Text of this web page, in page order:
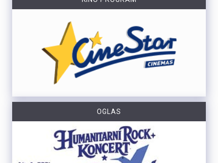
OGLAS